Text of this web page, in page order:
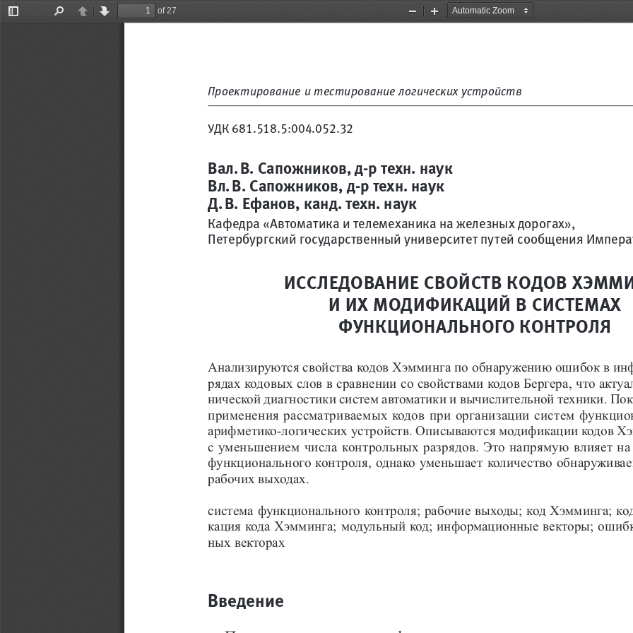
Toggle
PreviousNext
of 27
Zoom
Zoom
Проектирование и тестирование логических устройств
УДК 681.518.5:004.052.32
Вал. В. Сапожников, д-р техн. наук
Вл. В. Сапожников, д-р техн. наук
Д. В. Ефанов, канд. техн. наук
Кафедра «Автоматика и телемеханика на железных дорогах»,
Петербургский государственный университет путей сообщения
ИССЛЕДОВАНИЕ СВОЙСТВ КОДОВ
И ИХ МОДИФИКАЦИЙ В СИСТЕМАХ
ФУНКЦИОНАЛЬНОГО КОНТРОЛЯ
Анализируются свойства кодов Хэмминга по обнаружению ошибок в
рядах кодовых слов в сравнении со свойствами кодов Бергера, что
нической диагностики систем автоматики и вычислительной техники.
применения рассматриваемых кодов при организации систем
ариф метико-логических устройств. Описываются модификации кодов
с уменьшением числа контрольных разрядов. Это напрямую влияет
функционального контроля, однако уменьшает количество
рабочих выходах.
система функционального контроля; рабочие выходы; код Хэмминга;
кация кода Хэмминга; модульный код; информационные векторы;
ных векторах
Введение